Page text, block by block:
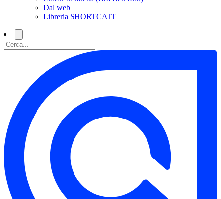
Dal web
Libreria SHORTCATT